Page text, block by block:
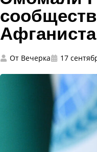
От Вечерка 17